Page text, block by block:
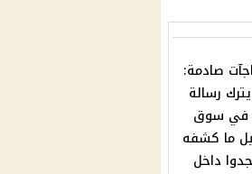
صادمة:
رسالة
في سوق
ما كشفه
داخل